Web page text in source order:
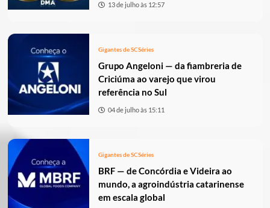
13 de julho às 12:57
Gigantes de SCSéries
Grupo Angeloni — da fiambreria de
Criciúma ao varejo que virou
referência no Sul
04 de julho às 15:11
Gigantes de SCSéries
BRF — de Concórdia e Videira ao
mundo, a agroindústria catarinense
em escala global